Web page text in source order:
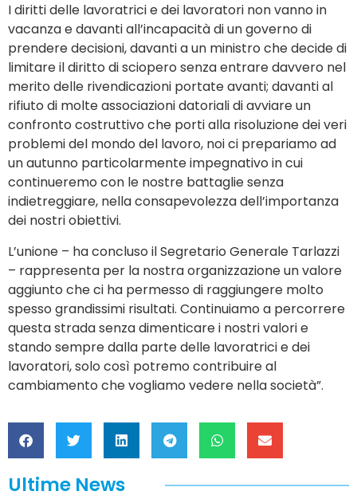
I diritti delle lavoratrici e dei lavoratori non vanno in
vacanza e davanti all’incapacità di un governo di
prendere decisioni, davanti a un ministro che decide di
limitare il diritto di sciopero senza entrare davvero nel
merito delle rivendicazioni portate avanti; davanti al
rifiuto di molte associazioni datoriali di avviare un
confronto costruttivo che porti alla risoluzione dei veri
problemi del mondo del lavoro, noi ci prepariamo ad
un autunno particolarmente impegnativo in cui
continueremo con le nostre battaglie senza
indietreggiare, nella consapevolezza dell’importanza
dei nostri obiettivi.
L’unione – ha concluso il Segretario Generale Tarlazzi
– rappresenta per la nostra organizzazione un valore
aggiunto che ci ha permesso di raggiungere molto
spesso grandissimi risultati. Continuiamo a percorrere
questa strada senza dimenticare i nostri valori e
stando sempre dalla parte delle lavoratrici e dei
lavoratori, solo così potremo contribuire al
cambiamento che vogliamo vedere nella società”.
Ultime News